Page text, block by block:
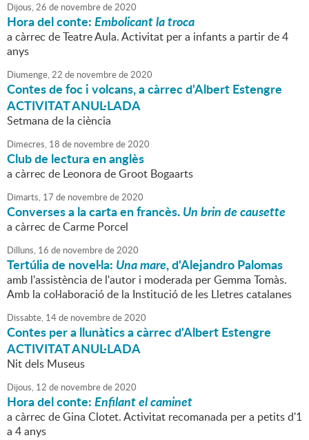
Dijous,26 de novembrede2020
Hora del conte:Embolicant la troca
a càrrec de Teatre Aula. Activitat per a infants a partir de 4
anys
Diumenge,22 de novembrede2020
Contes de foc i volcans, a càrrec d'Albert Estengre
ACTIVITAT ANUL·LADA
Setmana de la ciència
Dimecres, 18 de novembrede2020
Club de lectura en anglès
a càrrec de Leonora de Groot Bogaarts
Dimarts, 17 de novembrede2020
Converses a la carta en francès.Un brin de causette
a càrrec de Carme Porcel
Dilluns, 16 de novembrede2020
Tertúlia de novel·la: Una mare, d'Alejandro Palomas
amb l'assistència de l'autor i moderada per Gemma Tomàs.
Amb la col·laboració de la Institució de les Lletres catalanes
Dissabte, 14de novembrede2020
Contes per a llunàtics a càrrec d'Albert Estengre
ACTIVITAT ANUL·LADA
Nit dels Museus
Dijous, 12 de novembrede2020
Hora del conte:Enfilant el caminet
a càrrec de Gina Clotet. Activitat recomanada per a petits d'1
a 4 anys